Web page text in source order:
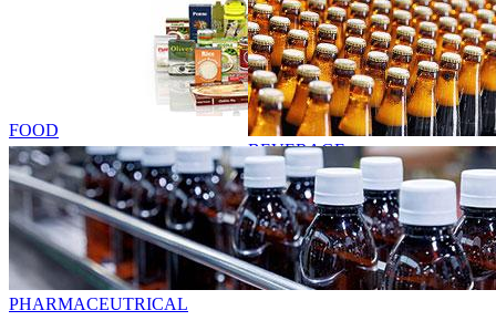
FOOD
BEVERAGE
PHARMACEUTRICAL